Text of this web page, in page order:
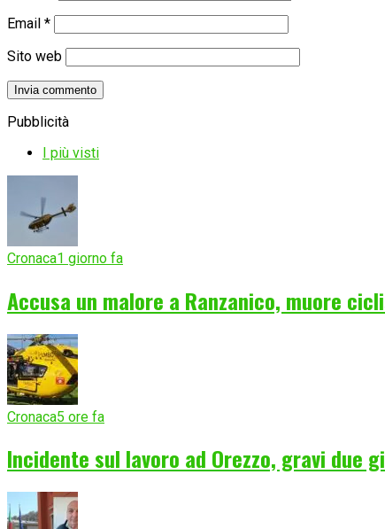
Email *
Sito web
Pubblicità
I più visti
Cronaca1 giorno fa
Accusa un malore a Ranzanico, muore
Cronaca5 ore fa
Incidente sul lavoro ad Orezzo, gravi due